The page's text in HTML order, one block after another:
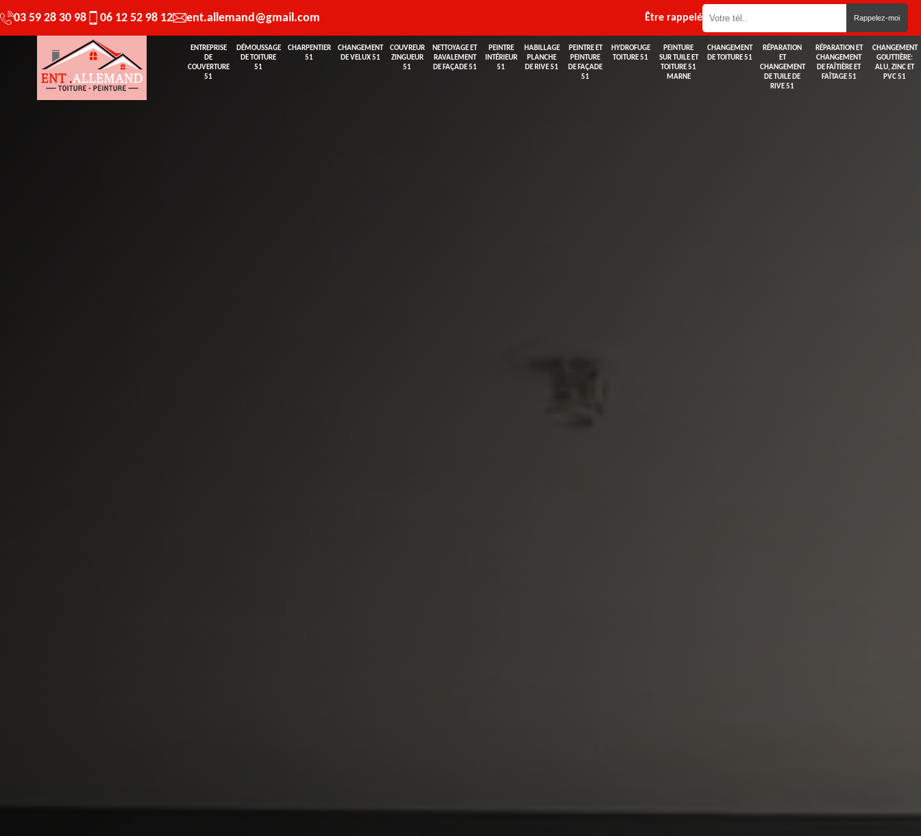
03 59 28 30 98 06 12 52 98 12 ent.allemand@gmail.com Être rappelé
ENTREPRISE
DE
COUVERTURE
51
DÉMOUSSAGE
DE TOITURE
51
CHARPENTIER
51
CHANGEMENT
DE VELUX 51
COUVREUR
ZINGUEUR
51
NETTOYAGE ET
RAVALEMENT
DE FAÇADE 51
PEINTRE
INTÉRIEUR
51
HABILLAGE
PLANCHE
DE RIVE 51
PEINTRE ET
PEINTURE
DE FAÇADE
51
HYDROFUGE
TOITURE 51
PEINTURE
SUR TUILE ET
TOITURE 51
MARNE
CHANGEMENT
DE TOITURE 51
RÉPARATION
ET
CHANGEMENT
DE TUILE DE
RIVE 51
RÉPARATION ET
CHANGEMENT
DE FAÎTIÈRE ET
FAÎTAGE 51
CHANGEMENT
GOUTTIÈRE:
ALU, ZINC ET
PVC 51